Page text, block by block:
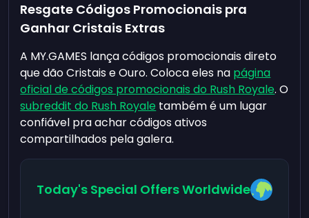
Resgate Códigos Promocionais pra
Ganhar Cristais Extras
A MY.GAMES lança códigos promocionais direto
que dão Cristais e Ouro. Coloca eles na página
oficial de códigos promocionais do Rush Royale. O
subreddit do Rush Royale também é um lugar
confiável pra achar códigos ativos
compartilhados pela galera.
Today's Special Offers Worldwide